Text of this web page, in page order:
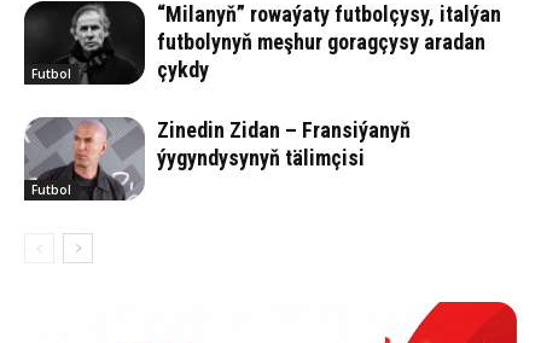
Futbol
“Milanyň” rowaýaty futbolçysy, italýan
futbolynyň meşhur goragçysy aradan
çykdy
Futbol
Zinedin Zidan – Fransiýanyň
ýygyndysynyň tälimçisi